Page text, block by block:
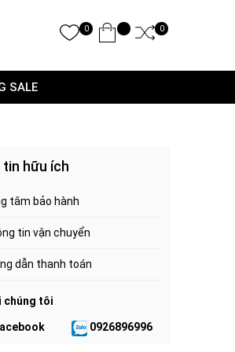
0 0
SALE
hữu ích
tâm bảo hành
tin vận chuyển
dẫn thanh toán
chúng tôi
0926896996